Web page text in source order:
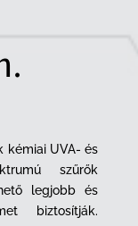
kémiai UVA- és
szűrők
legjobb és
biztosítják.